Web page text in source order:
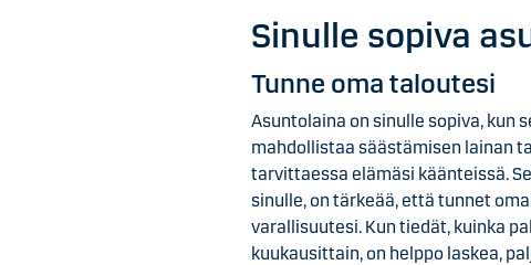
Sinulle sopiva
Tunne oma taloutesi
Asuntolaina on sinulle sopiva, kun
mahdollistaa säästämisen lainan
tarvittaessa elämäsi käänteissä.
sinulle, on tärkeää, että tunnet
varallisuutesi. Kun tiedät, kuinka
kuukausittain, on helppo laskea,